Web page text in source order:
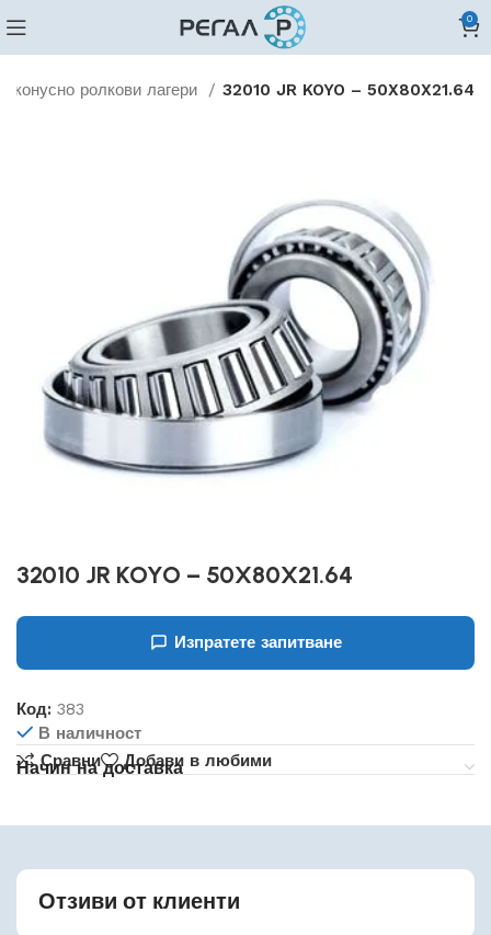
0
конусно ролкови лагери 32010 JR KOYO – 50X80X21.64
32010 JR KOYO – 50X80X21.64
Изпратете запитване
Код:383
В наличност
Сравни
Добави в любими
Начин на доставка
Отзиви от клиенти